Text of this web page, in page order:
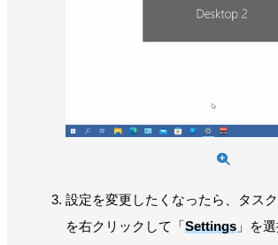
設定を変更したくなったら、タス
を右クリックして「Settings 」を